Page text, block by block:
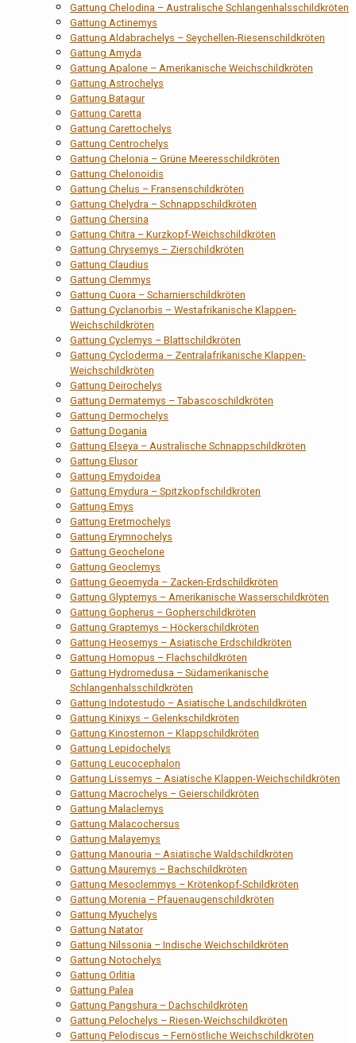
Gattung Chelodina – Australische Schlangenhalsschildkröten
Gattung Actinemys
Gattung Aldabrachelys – Seychellen-Riesenschildkröten
Gattung Amyda
Gattung Apalone – Amerikanische Weichschildkröten
Gattung Astrochelys
Gattung Batagur
Gattung Caretta
Gattung Carettochelys
Gattung Centrochelys
Gattung Chelonia – Grüne Meeresschildkröten
Gattung Chelonoidis
Gattung Chelus – Fransenschildkröten
Gattung Chelydra – Schnappschildkröten
Gattung Chersina
Gattung Chitra – Kurzkopf-Weichschildkröten
Gattung Chrysemys – Zierschildkröten
Gattung Claudius
Gattung Clemmys
Gattung Cuora – Scharnierschildkröten
Gattung Cyclanorbis – Westafrikanische Klappen-
Weichschildkröten
Gattung Cyclemys – Blattschildkröten
Gattung Cycloderma – Zentralafrikanische Klappen-
Weichschildkröten
Gattung Deirochelys
Gattung Dermatemys – Tabascoschildkröten
Gattung Dermochelys
Gattung Dogania
Gattung Elseya – Australische Schnappschildkröten
Gattung Elusor
Gattung Emydoidea
Gattung Emydura – Spitzkopfschildkröten
Gattung Emys
Gattung Eretmochelys
Gattung Erymnochelys
Gattung Geochelone
Gattung Geoclemys
Gattung Geoemyda – Zacken-Erdschildkröten
Gattung Glyptemys – Amerikanische Wasserschildkröten
Gattung Gopherus – Gopherschildkröten
Gattung Graptemys – Höckerschildkröten
Gattung Heosemys – Asiatische Erdschildkröten
Gattung Homopus – Flachschildkröten
Gattung Hydromedusa – Südamerikanische
Schlangenhalsschildkröten
Gattung Indotestudo – Asiatische Landschildkröten
Gattung Kinixys – Gelenkschildkröten
Gattung Kinosternon – Klappschildkröten
Gattung Lepidochelys
Gattung Leucocephalon
Gattung Lissemys – Asiatische Klappen-Weichschildkröten
Gattung Macrochelys – Geierschildkröten
Gattung Malaclemys
Gattung Malacochersus
Gattung Malayemys
Gattung Manouria – Asiatische Waldschildkröten
Gattung Mauremys – Bachschildkröten
Gattung Mesoclemmys – Krötenkopf-Schildkröten
Gattung Morenia – Pfauenaugenschildkröten
Gattung Myuchelys
Gattung Natator
Gattung Nilssonia – Indische Weichschildkröten
Gattung Notochelys
Gattung Orlitia
Gattung Palea
Gattung Pangshura – Dachschildkröten
Gattung Pelochelys – Riesen-Weichschildkröten
Gattung Pelodiscus – Fernöstliche Weichschildkröten